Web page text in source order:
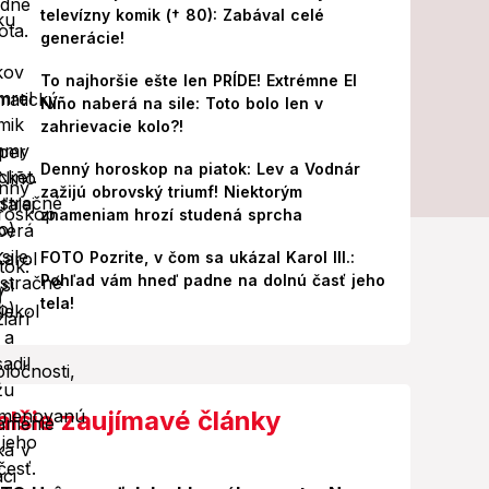
televízny komik († 80): Zabával celé
generácie!
To najhoršie ešte len PRÍDE! Extrémne El
Niño naberá na sile: Toto bolo len v
zahrievacie kolo?!
Denný horoskop na piatok: Lev a Vodnár
zažijú obrovský triumf! Niektorým
znameniam hrozí studená sprcha
FOTO Pozrite, v čom sa ukázal Karol III.:
Pohľad vám hneď padne na dolnú časť jeho
tela!
zaujímavé články
Foto